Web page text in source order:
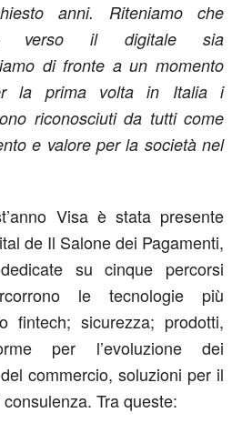
anni. Riteniamo che
verso il digitale sia
di fronte a un momento
la prima volta in Italia i
riconosciuti da tutti come
e valore per la società nel
Visa è stata presente
de Il Salone dei Pagamenti,
su cinque percorsi
le tecnologie più
fintech; sicurezza; prodotti,
per l’evoluzione dei
commercio, soluzioni per il
Tra queste: